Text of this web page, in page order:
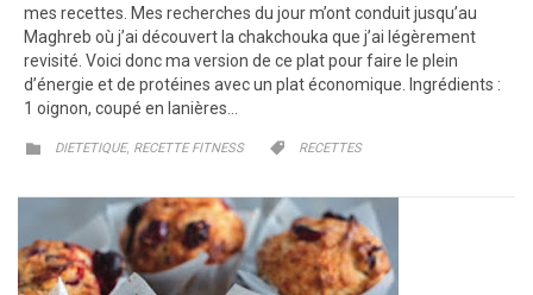
mes recettes. Mes recherches du jour m’ont conduit jusqu’au
Maghreb où j’ai découvert la chakchouka que j’ai légèrement
revisité. Voici donc ma version de ce plat pour faire le plein
d’énergie et de protéines avec un plat économique. Ingrédients :
1 oignon, coupé en lanières…
 CATEGORY
DIETETIQUE, RECETTE FITNESS  CATEGORY
RECETTES